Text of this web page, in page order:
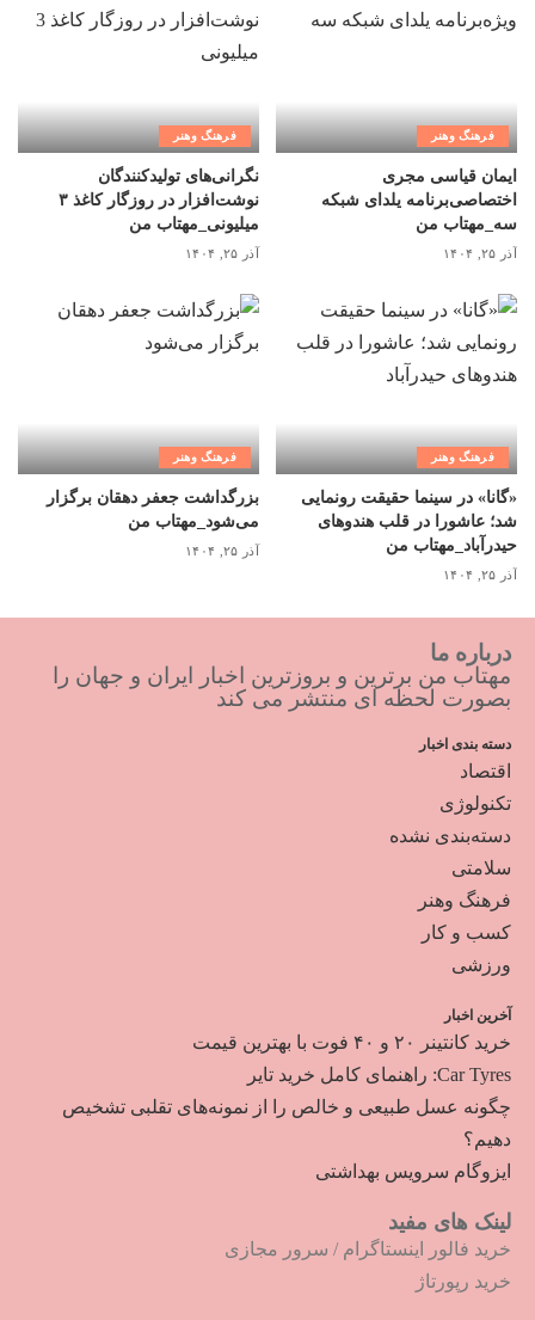
فرهنگ وهنر
ایمان قیاسی مجری
اختصاصی‌برنامه یلدای شبکه
سه_مهتاب من
آذر ۲۵, ۱۴۰۴
فرهنگ وهنر
نگرانی‌های تولیدکنندگان
نوشت‌افزار در روزگار کاغذ ۳
میلیونی_مهتاب من
آذر ۲۵, ۱۴۰۴
فرهنگ وهنر
«گانا» در سینما حقیقت رونمایی
شد؛ عاشورا در قلب هندوهای
حیدرآباد_مهتاب من
آذر ۲۵, ۱۴۰۴
فرهنگ وهنر
بزرگداشت جعفر دهقان برگزار
می‌شود_مهتاب من
آذر ۲۵, ۱۴۰۴
درباره ما
مهتاب من برترین و بروزترین اخبار ایران و جهان را
بصورت لحظه ای منتشر می کند
دسته بندی اخبار
اقتصاد
تکنولوژی
دسته‌بندی نشده
سلامتی
فرهنگ وهنر
کسب و کار
ورزشی
آخرین اخبار
خرید کانتینر ۲۰ و ۴۰ فوت با بهترین قیمت
Car Tyres: راهنمای کامل خرید تایر
چگونه عسل طبیعی و خالص را از نمونه‌های تقلبی تشخیص
دهیم؟
ایزوگام سرویس بهداشتی
لینک های مفید
خرید فالور اینستاگرام / سرور مجازی
خرید رپورتاژ